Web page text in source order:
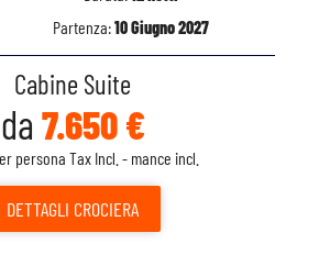
Partenza:10 Giugno 2027
Cabine Suite
da 7.650 €
persona Tax Incl. - mance incl.
DETTAGLI CROCIERA